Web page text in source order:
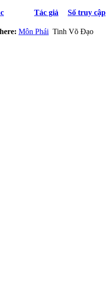
Tác giả Số truy cập
Môn Phái Tinh Võ Đạo